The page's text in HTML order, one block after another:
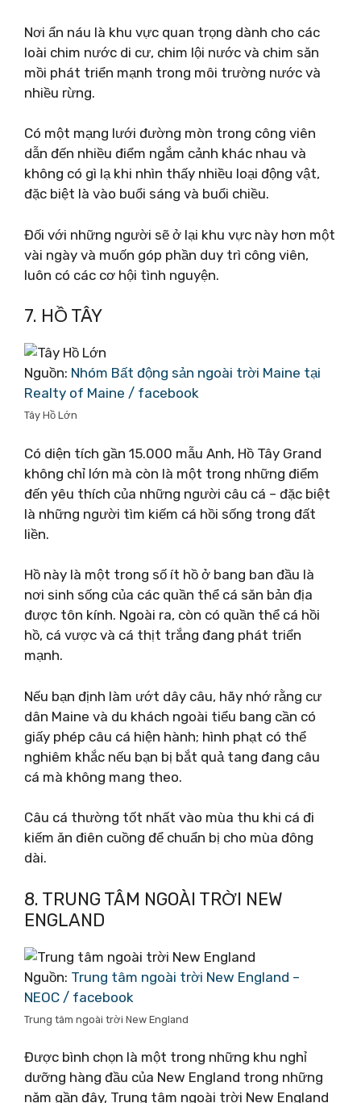
Nơi ẩn náu là khu vực quan trọng dành cho các
loài chim nước di cư, chim lội nước và chim săn
mồi phát triển mạnh trong môi trường nước và
nhiều rừng.
Có một mạng lưới đường mòn trong công viên
dẫn đến nhiều điểm ngắm cảnh khác nhau và
không có gì lạ khi nhìn thấy nhiều loại động vật,
đặc biệt là vào buổi sáng và buổi chiều.
Đối với những người sẽ ở lại khu vực này hơn một
vài ngày và muốn góp phần duy trì công viên,
luôn có các cơ hội tình nguyện.
7. HỒ TÂY
Nguồn: Nhóm Bất động sản ngoài trời Maine tại
Realty of Maine / facebook
Tây Hồ Lớn
Có diện tích gần 15.000 mẫu Anh, Hồ Tây Grand
không chỉ lớn mà còn là một trong những điểm
đến yêu thích của những người câu cá – đặc biệt
là những người tìm kiếm cá hồi sống trong đất
liền.
Hồ này là một trong số ít hồ ở bang ban đầu là
nơi sinh sống của các quần thể cá săn bản địa
được tôn kính. Ngoài ra, còn có quần thể cá hồi
hồ, cá vược và cá thịt trắng đang phát triển
mạnh.
Nếu bạn định làm ướt dây câu, hãy nhớ rằng cư
dân Maine và du khách ngoài tiểu bang cần có
giấy phép câu cá hiện hành; hình phạt có thể
nghiêm khắc nếu bạn bị bắt quả tang đang câu
cá mà không mang theo.
Câu cá thường tốt nhất vào mùa thu khi cá đi
kiếm ăn điên cuồng để chuẩn bị cho mùa đông
dài.
8. TRUNG TÂM NGOÀI TRỜI NEW
ENGLAND
Nguồn: Trung tâm ngoài trời New England –
NEOC / facebook
Trung tâm ngoài trời New England
Được bình chọn là một trong những khu nghỉ
dưỡng hàng đầu của New England trong những
năm gần đây, Trung tâm ngoài trời New England